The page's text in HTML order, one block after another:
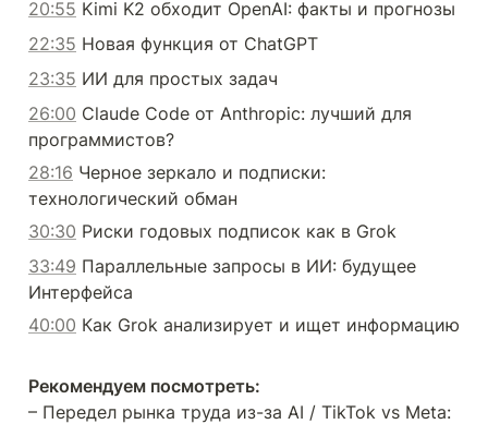
20:55 Kimi K2 обходит OpenAI: факты и прогнозы
22:35 Новая функция от ChatGPT
23:35 ИИ для простых задач
26:00 Claude Code от Anthropic: лучший для
программистов?
28:16 Черное зеркало и подписки:
технологический обман
30:30 Риски годовых подписок как в Grok
33:49 Параллельные запросы в ИИ: будущее
Интерфейса
40:00 Как Grok анализирует и ищет информацию
Рекомендуем посмотреть:
– Передел рынка труда из-за AI / TikTok vs Meta: